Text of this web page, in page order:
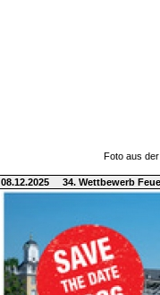
Foto aus
08.12.2025 34. Wettbewerb